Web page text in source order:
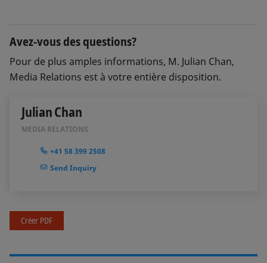
Avez-vous des questions?
Pour de plus amples informations, M. Julian Chan,
Media Relations est à votre entière disposition.
Julian Chan
MEDIA RELATIONS
+41 58 399 2508
Send Inquiry
Créer PDF